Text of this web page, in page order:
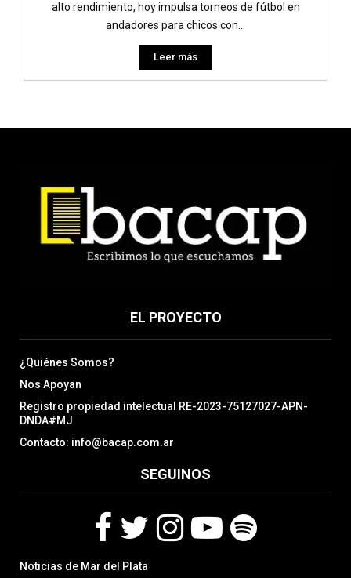
alto rendimiento, hoy impulsa torneos de fútbol en
andadores para chicos con...
Leer más
EL PROYECTO
¿Quiénes Somos?
Nos Apoyan
Registro propiedad intelectual RE-2023-75127027-APN-
DNDA#MJ
Contacto: info@bacap.com.ar
SEGUINOS
a
w
Noticias de Mar del Plata